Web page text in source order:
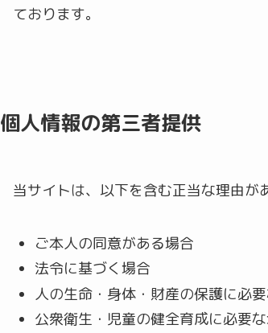
ております。
個人情報の第三者提供
当サイトは、以下を含む正当な理由
ご本人の同意がある場合
法令に基づく場合
人の生命・身体・財産の保護に必
公衆衛生・児童の健全育成に必要